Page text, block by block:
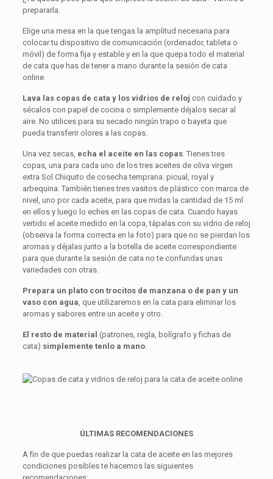
prepararla.
Elige una mesa en la que tengas la amplitud necesaria para
colocar tu dispositivo de comunicación (ordenador, tableta o
móvil) de forma fija y estable y en la que quepa todo el material
de cata que has de tener a mano durante la sesión de cata
online.
Lava las copas de cata y los vidrios de reloj con cuidado y
sécalos con papel de cocina o simplemente déjalos secar al
aire. No utilices para su secado ningún trapo o bayeta que
pueda transferir olores a las copas.
Una vez secas, echa el aceite en las copas. Tienes tres
copas, una para cada uno de los tres aceites de oliva virgen
extra Sol Chiquito de cosecha temprana: picual, royal y
arbequina. También tienes tres vasitos de plástico con marca de
nivel, uno por cada aceite, para que midas la cantidad de 15 ml
en ellos y luego lo eches en las copas de cata. Cuando hayas
vertido el aceite medido en la copa, tápalas con su vidrio de reloj
(observa la forma correcta en la foto) para que no se pierdan los
aromas y déjalas junto a la botella de aceite correspondiente
para que durante la sesión de cata no te confundas unas
variedades con otras.
Prepara un plato con trocitos de manzana o de pan y un
vaso con agua, que utilizaremos en la cata para eliminar los
aromas y sabores entre un aceite y otro.
El resto de material (patrones, regla, bolígrafo y fichas de
cata) simplemente tenlo a mano.
ÚLTIMAS RECOMENDACIONES
A fin de que puedas realizar la cata de aceite en las mejores
condiciones posibles te hacemos las siguientes